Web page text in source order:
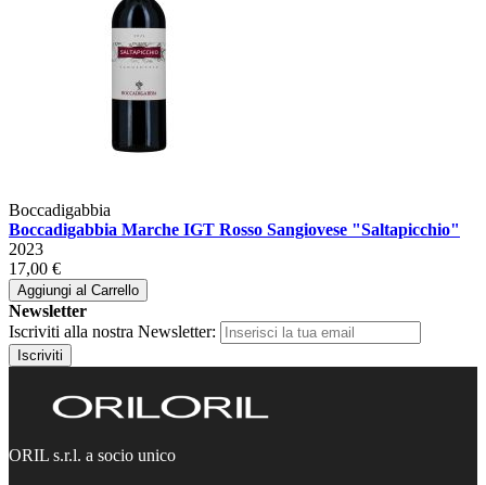
Boccadigabbia
Boccadigabbia Marche IGT Rosso Sangiovese "Saltapicchio"
2023
17,00 €
Aggiungi al Carrello
Newsletter
Iscriviti alla nostra Newsletter:
Iscriviti
ORIL s.r.l. a socio unico